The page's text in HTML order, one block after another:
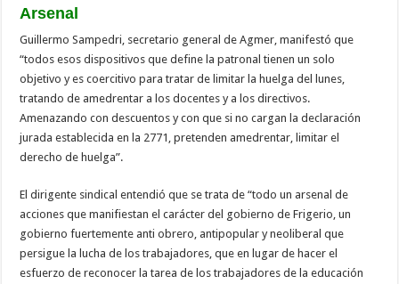
Arsenal
Guillermo Sampedri, secretario general de Agmer, manifestó que
“todos esos dispositivos que define la patronal tienen un solo
objetivo y es coercitivo para tratar de limitar la huelga del lunes,
tratando de amedrentar a los docentes y a los directivos.
Amenazando con descuentos y con que si no cargan la declaración
jurada establecida en la 2771, pretenden amedrentar, limitar el
derecho de huelga”.
El dirigente sindical entendió que se trata de “todo un arsenal de
acciones que manifiestan el carácter del gobierno de Frigerio, un
gobierno fuertemente anti obrero, antipopular y neoliberal que
persigue la lucha de los trabajadores, que en lugar de hacer el
esfuerzo de reconocer la tarea de los trabajadores de la educación